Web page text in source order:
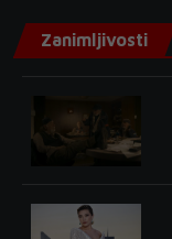
Zanimljivosti